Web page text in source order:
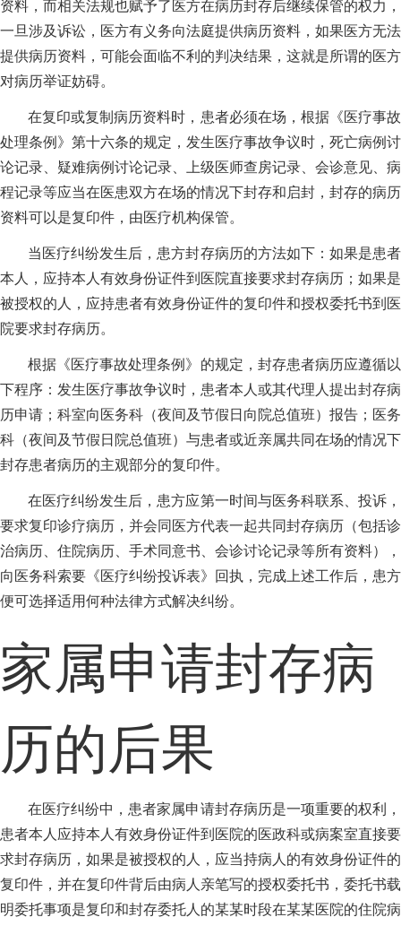
资料，而相关法规也赋予了医方在病历封存后继续保管的权力，
一旦涉及诉讼，医方有义务向法庭提供病历资料，如果医方无法
提供病历资料，可能会面临不利的判决结果，这就是所谓的医方
对病历举证妨碍。
在复印或复制病历资料时，患者必须在场，根据《医疗事故
处理条例》第十六条的规定，发生医疗事故争议时，死亡病例讨
论记录、疑难病例讨论记录、上级医师查房记录、会诊意见、病
程记录等应当在医患双方在场的情况下封存和启封，封存的病历
资料可以是复印件，由医疗机构保管。
当医疗纠纷发生后，患方封存病历的方法如下：如果是患者
本人，应持本人有效身份证件到医院直接要求封存病历；如果是
被授权的人，应持患者有效身份证件的复印件和授权委托书到医
院要求封存病历。
根据《医疗事故处理条例》的规定，封存患者病历应遵循以
下程序：发生医疗事故争议时，患者本人或其代理人提出封存病
历申请；科室向医务科（夜间及节假日向院总值班）报告；医务
科（夜间及节假日院总值班）与患者或近亲属共同在场的情况下
封存患者病历的主观部分的复印件。
在医疗纠纷发生后，患方应第一时间与医务科联系、投诉，
要求复印诊疗病历，并会同医方代表一起共同封存病历（包括诊
治病历、住院病历、手术同意书、会诊讨论记录等所有资料），
向医务科索要《医疗纠纷投诉表》回执，完成上述工作后，患方
便可选择适用何种法律方式解决纠纷。
家属申请封存病
历的后果
在医疗纠纷中，患者家属申请封存病历是一项重要的权利，
患者本人应持本人有效身份证件到医院的医政科或病案室直接要
求封存病历，如果是被授权的人，应当持病人的有效身份证件的
复印件，并在复印件背后由病人亲笔写的授权委托书，委托书载
明委托事项是复印和封存委托人的某某时段在某某医院的住院病